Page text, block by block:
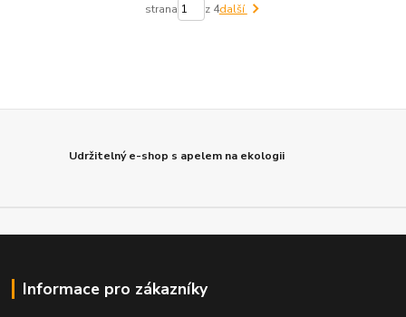
strana z 4další
Udržitelný e-shop s apelem na ekologii
Informace pro zákazníky